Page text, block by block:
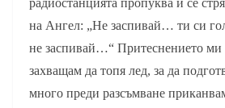
радиостанцията пропуква и се
на Ангел: „Не заспивай… ти си
не заспивай…“ Притеснението ми
захващам да топя лед, за да
много преди разсъмване